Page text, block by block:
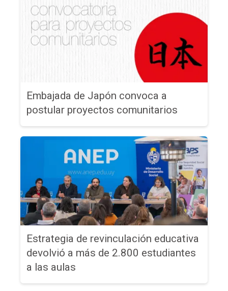
Embajada de Japón convoca a
postular proyectos comunitarios
Estrategia de revinculación educativa
devolvió a más de 2.800 estudiantes
a las aulas